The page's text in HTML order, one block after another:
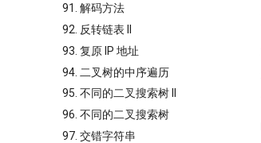
91. 解码方法
92. 反转链表 II
93. 复原 IP 地址
94. 二叉树的中序遍历
95. 不同的二叉搜索树 II
96. 不同的二叉搜索树
97. 交错字符串